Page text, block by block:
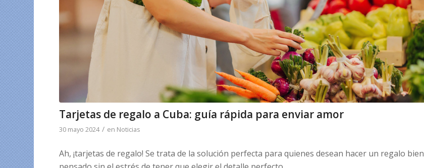
Tarjetas de regalo a Cuba: guía rápida para enviar amor
30 mayo 2024 / en Noticias
Ah, ¡tarjetas de regalo! Se trata de la solución perfecta para quienes desean hacer un regalo bien